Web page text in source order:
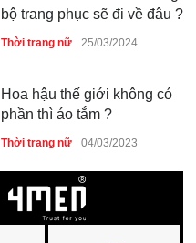
bộ trang phục sẽ đi về đâu ?
Thời trang nữ 25/03/2024
Hoa hậu thế giới không có
phần thì áo tắm ?
Thời trang nữ 04/03/2023